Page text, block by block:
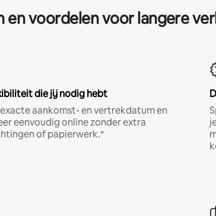
en voordelen voor langere
die jij nodig hebt
exacte aankomst- en vertrekdatum en
eenvoudig online zonder extra
of papierwerk.*